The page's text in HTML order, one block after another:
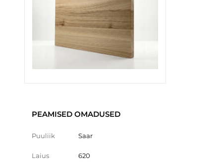
PEAMISED OMADUSED
Puuliik Saar
Laius 620